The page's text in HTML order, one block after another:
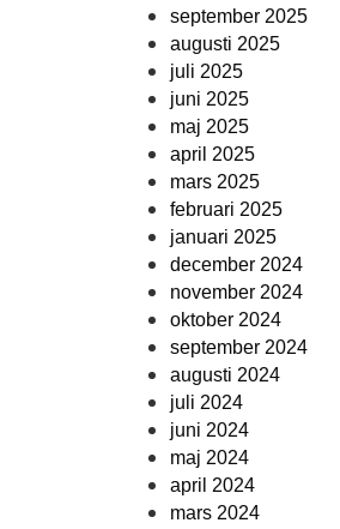
september 2025
augusti 2025
juli 2025
juni 2025
maj 2025
april 2025
mars 2025
februari 2025
januari 2025
december 2024
november 2024
oktober 2024
september 2024
augusti 2024
juli 2024
juni 2024
maj 2024
april 2024
mars 2024